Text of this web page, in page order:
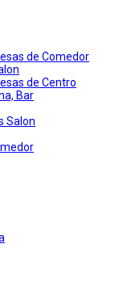
de Comedor
de Centro
Bar
Salon